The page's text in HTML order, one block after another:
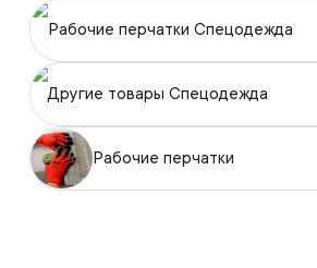
Рабочие перчатки Спецодежда
Другие товары Спецодежда
Рабочие перчатки